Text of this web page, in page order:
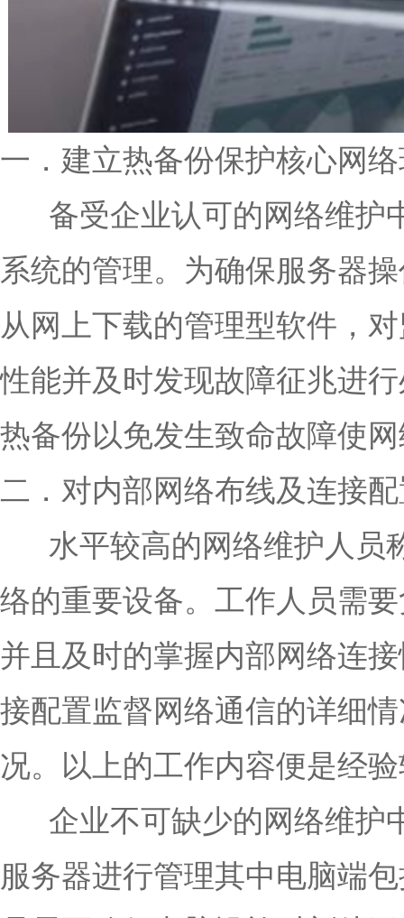
一．建立热备份保护核心网
备受企业认可的网络维护
系统的管理。为确保服务器
从网上下载的管理型软件，
性能并及时发现故障征兆进
热备份以免发生致命故障使
二．对内部网络布线及连接
水平较高的网络维护人员
络的重要设备。工作人员需
并且及时的掌握内部网络连
接配置监督网络通信的详细
况。以上的工作内容便是经
企业不可缺少的网络维护
服务器进行管理其中电脑端